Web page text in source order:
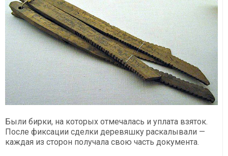
Были бирки, на которых отмечалась и уплата взяток.
После фиксации сделки деревяшку раскалывали —
каждая из сторон получала свою часть документа.